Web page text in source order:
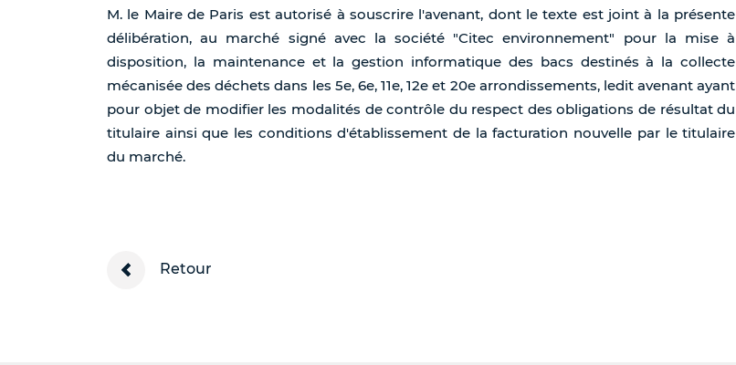
M. le Maire de Paris est autorisé à souscrire l'avenant, dont le texte est joint à la présente
délibération, au marché signé avec la société "Citec environnement" pour la mise à
disposition, la maintenance et la gestion informatique des bacs destinés à la collecte
mécanisée des déchets dans les 5e, 6e, 11e, 12e et 20e arrondissements, ledit avenant ayant
pour objet de modifier les modalités de contrôle du respect des obligations de résultat du
titulaire ainsi que les conditions d'établissement de la facturation nouvelle par le titulaire
du marché.
Retour